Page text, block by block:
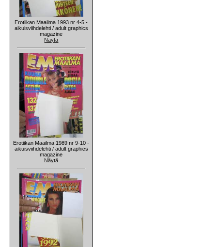
Erotiikan Maailma 1993 nr 4-5 -
aikuisviihdelehti / adult graphics
magazine
Näytä
Erotiikan Maailma 1989 nr 9-10 -
aikuisviihdelehti / adult graphics
magazine
Näytä